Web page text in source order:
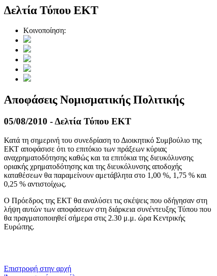
Δελτία Τύπου ΕΚΤ
Κοινοποίηση:
Αποφάσεις Νομισματικής Πολιτικής
05/08/2010 - Δελτία Τύπου ΕΚΤ
Κατά τη σημερινή του συνεδρίαση το Διοικητικό Συμβούλιο της
ΕΚΤ αποφάσισε ότι το επιτόκιο των πράξεων κύριας
αναχρηματοδότησης καθώς και τα επιτόκια της διευκόλυνσης
οριακής χρηματοδότησης και της διευκόλυνσης αποδοχής
καταθέσεων θα παραμείνουν αμετάβλητα στο 1,00 %, 1,75 % και
0,25 % αντιστοίχως.
Ο Πρόεδρος της ΕΚΤ θα αναλύσει τις σκέψεις που οδήγησαν στη
λήψη αυτών των αποφάσεων στη διάρκεια συνέντευξης Τύπου που
θα πραγματοποιηθεί σήμερα στις 2.30 μ.μ. ώρα Κεντρικής
Ευρώπης.
Επιστροφή στην αρχή